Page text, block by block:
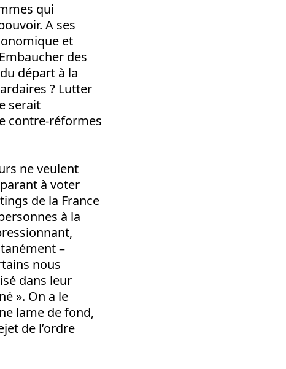
qui
A ses
et
des
départ à la
? Lutter
serait
contre-réformes
ne veulent
à voter
de la France
à la
–
nous
dans leur
». On a le
lame de fond,
de l’ordre